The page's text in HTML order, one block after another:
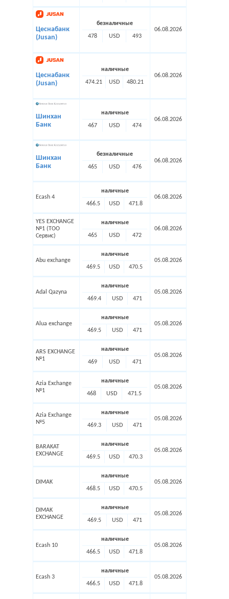
Цеснабанк
(Jusan)
безналичные
478 USD 493
06.08.2026
Цеснабанк
(Jusan)
наличные
474.21 USD 480.21
06.08.2026
Шинхан
Банк
наличные
467 USD 474
06.08.2026
Шинхан
Банк
безналичные
465 USD 476
06.08.2026
Ecash 4
наличные
466.5 USD 471.8
06.08.2026
YES EXCHANGE
№1 (ТОО
Сервис)
наличные
465 USD 472
06.08.2026
Abu exchange
наличные
469.5 USD 470.5
05.08.2026
Adal Qazyna
наличные
469.4 USD 471
05.08.2026
Alua exchange
наличные
469.5 USD 471
05.08.2026
ARS EXCHANGE
№1
наличные
469 USD 471
05.08.2026
Azia Exchange
№1
наличные
468 USD 471.5
05.08.2026
Azia Exchange
№5
наличные
469.3 USD 471
05.08.2026
BARAKAT
EXCHANGE
наличные
469.5 USD 470.3
05.08.2026
DIMAK
наличные
468.5 USD 470.5
05.08.2026
DIMAK
EXCHANGE
наличные
469.5 USD 471
05.08.2026
Ecash 10
наличные
466.5 USD 471.8
05.08.2026
Ecash 3
наличные
466.5 USD 471.8
05.08.2026